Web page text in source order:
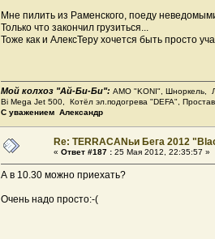
Мне пилить из Раменского, поеду
Только что закончил грузиться...
Тоже как и АлексТеру хочется быть просто
Мой колхоз "Ай-Би-Би": АМО "KONI", Шноркель,
Bi Mega Jet 500, Котёл эл.подогрева "DEFA",
С уважением Александр
Re: TERRACANьи Бега 2012
« Ответ #187 : 25 Мая 2012, 22:35:57 »
А в 10.30 можно приехать?
Очень надо просто:-(